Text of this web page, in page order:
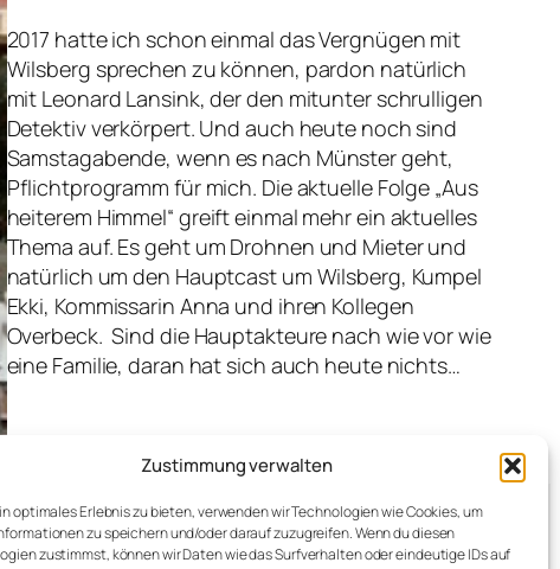
Zustimmung verwalten
optimales Erlebnis zu bieten, verwenden wir Technologien wie Cookies, um
zu speichern und/oder darauf zuzugreifen. Wenn du diesen
zustimmst, können wir Daten wie das Surfverhalten oder eindeutige IDs auf
2017 hatte ich schon einmal das Vergnügen mit
Wilsberg sprechen zu können, pardon natürlich
mit Leonard Lansink, der den mitunter schrulligen
Detektiv verkörpert. Und auch heute noch sind
Samstagabende, wenn es nach Münster geht,
Pflichtprogramm für mich. Die aktuelle Folge „Aus
heiterem Himmel“ greift einmal mehr ein aktuelles
Thema auf. Es geht um Drohnen und Mieter und
natürlich um den Hauptcast um Wilsberg, Kumpel
Ekki, Kommissarin Anna und ihren Kollegen
Overbeck. Sind die Hauptakteure nach wie vor wie
eine Familie, daran hat sich auch heute nichts…